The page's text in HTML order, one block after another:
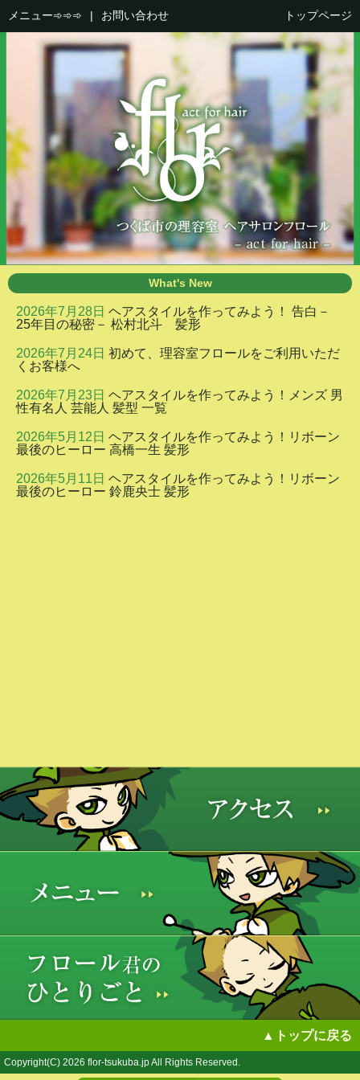
メニュー➾➾➾ | お問い合わせ トップページ
What's New
2026年7月28日 ヘアスタイルを作ってみよう！ 告白－
25年目の秘密－ 松村北斗 髪形
2026年7月24日 初めて、理容室フロールをご利用いただ
くお客様へ
2026年7月23日 ヘアスタイルを作ってみよう！メンズ 男
性有名人 芸能人 髪型 一覧
2026年5月12日 ヘアスタイルを作ってみよう！リボーン
最後のヒーロー 高橋一生 髪形
2026年5月11日 ヘアスタイルを作ってみよう！リボーン
最後のヒーロー 鈴鹿央士 髪形
▲トップに戻る
Copyright(C) 2026 flor-tsukuba.jp All Rights Reserved.